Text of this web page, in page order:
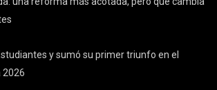
y sumó su primer triunfo en el
2026